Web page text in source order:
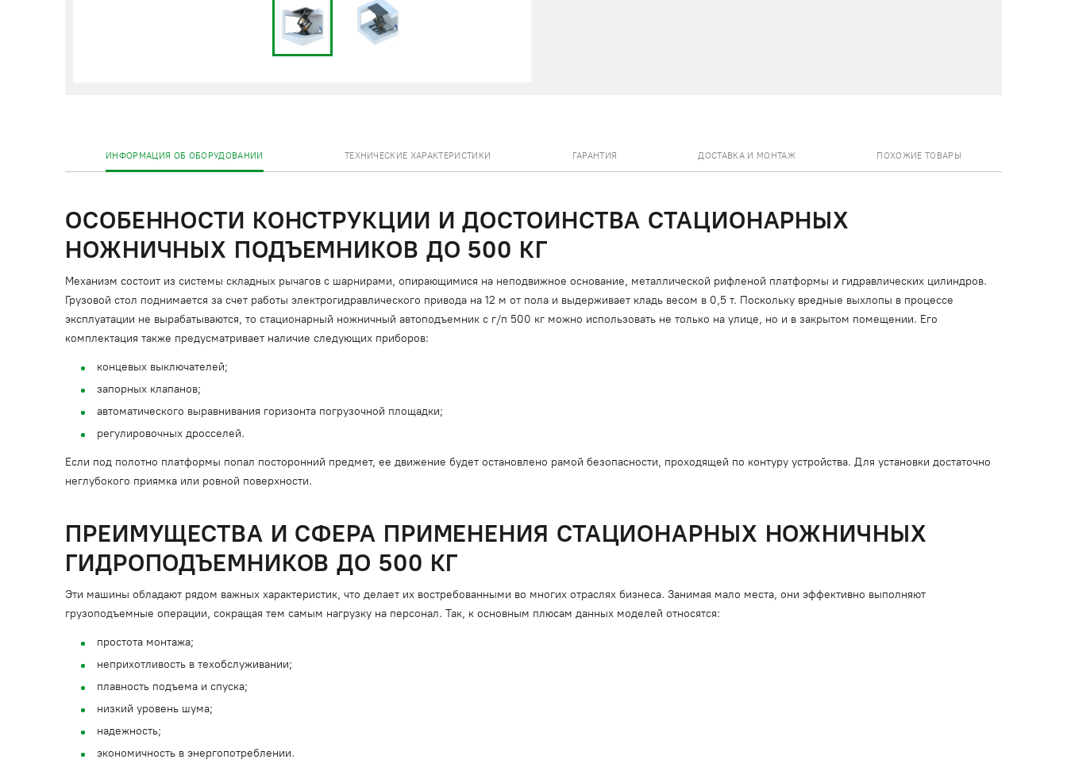
ИНФОРМАЦИЯ ОБ ОБОРУДОВАНИИ ТЕХНИЧЕСКИЕ ХАРАКТЕРИСТИКИ ГАРАНТИЯ ДОСТАВКА И МОНТАЖ ПОХОЖИЕ ТОВАРЫ
ОСОБЕННОСТИ КОНСТРУКЦИИ И ДОСТОИНСТВА СТАЦИОНАРНЫХ
НОЖНИЧНЫХ ПОДЪЕМНИКОВ ДО 500 КГ
Механизм состоит из системы складных рычагов с шарнирами, опирающимися на неподвижное основание, металлической рифленой платформы и гидравлических цилиндров.
Грузовой стол поднимается за счет работы электрогидравлического привода на 12 м от пола и выдерживает кладь весом в 0,5 т. Поскольку вредные выхлопы в процессе
эксплуатации не вырабатываются, то стационарный ножничный автоподъемник с г/п 500 кг можно использовать не только на улице, но и в закрытом помещении. Его
комплектация также предусматривает наличие следующих приборов:
концевых выключателей;
запорных клапанов;
автоматического выравнивания горизонта погрузочной площадки;
регулировочных дросселей.
Если под полотно платформы попал посторонний предмет, ее движение будет остановлено рамой безопасности, проходящей по контуру устройства. Для установки достаточно
неглубокого приямка или ровной поверхности.
ПРЕИМУЩЕСТВА И СФЕРА ПРИМЕНЕНИЯ СТАЦИОНАРНЫХ НОЖНИЧНЫХ
ГИДРОПОДЪЕМНИКОВ ДО 500 КГ
Эти машины обладают рядом важных характеристик, что делает их востребованными во многих отраслях бизнеса. Занимая мало места, они эффективно выполняют
грузоподъемные операции, сокращая тем самым нагрузку на персонал. Так, к основным плюсам данных моделей относятся:
простота монтажа;
неприхотливость в техобслуживании;
плавность подъема и спуска;
низкий уровень шума;
надежность;
экономичность в энергопотреблении.